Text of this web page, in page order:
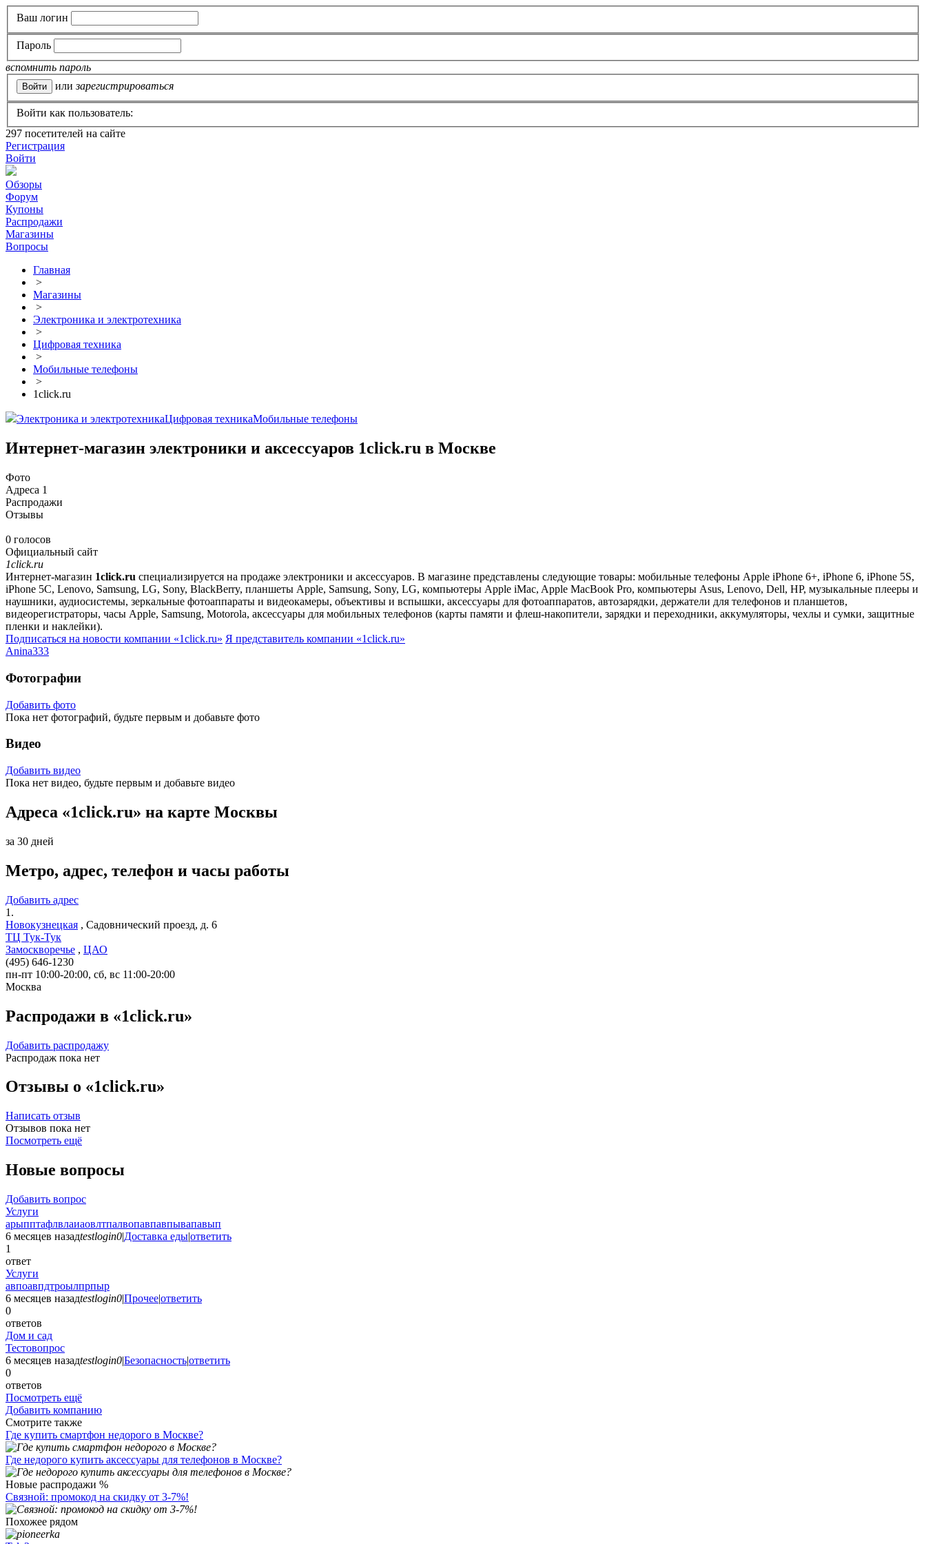
Ваш логин
Пароль
вспомнить пароль
или зарегистрироваться
Войти как пользователь:
297 посетителей на сайте
Регистрация
Войти
Обзоры
Форум
Купоны
Распродажи
Магазины
Вопросы
Главная
>
Магазины
>
Электроника и электротехника
>
Цифровая техника
>
Мобильные телефоны
>
1click.ru
Электроника и электротехникаЦифровая техникаМобильные телефоны
Интернет-магазин электроники и аксессуаров 1click.ru в Москве
Фото
Адреса 1
Распродажи
Отзывы
0 голосов
Официальный сайт
1click.ru
Интернет-магазин 1click.ru специализируется на продаже электроники и аксессуаров. В магазине представлены следующие товары: мобильные телефоны Apple iPhone 6+, iPhone 6, iPhone 5S,
iPhone 5C, Lenovo, Samsung, LG, Sony, BlackBerry, планшеты Apple, Samsung, Sony, LG, компьютеры Apple iMac, Apple MacBook Pro, компьютеры Asus, Lenovo, Dell, HP, музыкальные плееры и
наушники, аудиосистемы, зеркальные фотоаппараты и видеокамеры, объективы и вспышки, аксессуары для фотоаппаратов, автозарядки, держатели для телефонов и планшетов,
видеорегистраторы, часы Apple, Samsung, Motorola, аксессуары для мобильных телефонов (карты памяти и флеш-накопители, зарядки и переходники, аккумуляторы, чехлы и сумки, защитные
пленки и наклейки).
Подписаться на новости компании «1click.ru» Я представитель компании «1click.ru»
Anina333
Фотографии
Добавить фото
Пока нет фотографий, будьте первым и добавьте фото
Видео
Добавить видео
Пока нет видео, будьте первым и добавьте видео
Адреса «1click.ru» на карте Москвы
за 30 дней
Метро, адрес, телефон и часы работы
Добавить адрес
1.
Новокузнецкая , Садовнический проезд, д. 6
ТЦ Тук-Тук
Замоскворечье , ЦАО
(495) 646-1230
пн-пт 10:00-20:00, сб, вс 11:00-20:00
Москва
Распродажи в «1click.ru»
Добавить распродажу
Распродаж пока нет
Отзывы о «1click.ru»
Написать отзыв
Отзывов пока нет
Посмотреть ещё
Новые вопросы
Добавить вопрос
Услуги
арыпптафлвлаиаовлтпалвопавпавпывапавып
6 месяцев назадtestlogin0|Доставка еды|ответить
1
ответ
Услуги
авпоавпдтроылпрпыр
6 месяцев назадtestlogin0|Прочее|ответить
0
ответов
Дом и сад
Тестовопрос
6 месяцев назадtestlogin0|Безопасность|ответить
0
ответов
Посмотреть ещё
Добавить компанию
Смотрите также
Где купить смартфон недорого в Москве?
Где недорого купить аксессуары для телефонов в Москве?
Новые распродажи %
Связной: промокод на скидку от 3-7%!
Похожее рядом